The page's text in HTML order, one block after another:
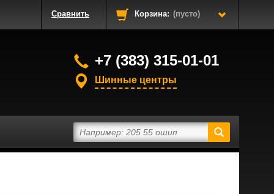
Сравнить Корзина: (пусто)
+7 (383) 315-01-01
Шинные центры